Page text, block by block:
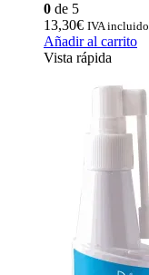
0 de 5
13,30€ IVA incluido
Añadir al carrito
Vista rápida